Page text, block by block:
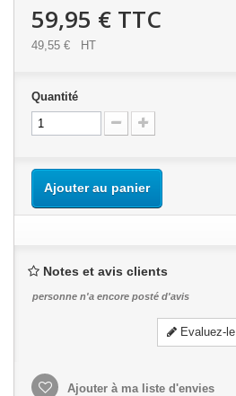
59,95 € TTC
49,55 € HT
Quantité
Ajouter au panier
Notes et avis clients
personne n'a encore posté d'avis
Evaluez-le
Ajouter à ma liste d'envies